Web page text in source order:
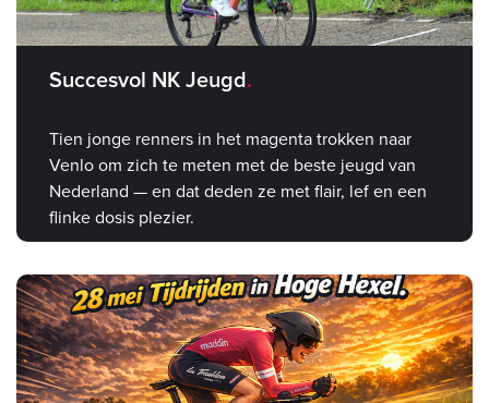
Succesvol NK Jeugd
Tien jonge renners in het magenta trokken naar
Venlo om zich te meten met de beste jeugd van
Nederland — en dat deden ze met flair, lef en een
flinke dosis plezier.